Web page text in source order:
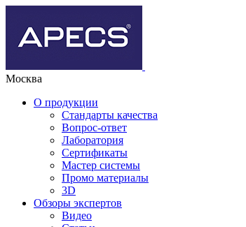
Москва
О продукции
Стандарты качества
Вопрос-ответ
Лаборатория
Сертификаты
Мастер системы
Промо материалы
3D
Обзоры экспертов
Видео